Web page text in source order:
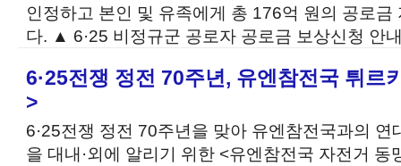
인정하고 본인 및 유족에게 총 176억 원의 공로금
다. ▲ 6·25 비정규군 공로자 공로금 보상신청 안
6·25전쟁 정전 70주년, 유엔참전국 튀르
>
6·25전쟁 정전 70주년을 맞아 유엔참전국과의
을 대내·외에 알리기 위한 <유엔참전국 자전거 동